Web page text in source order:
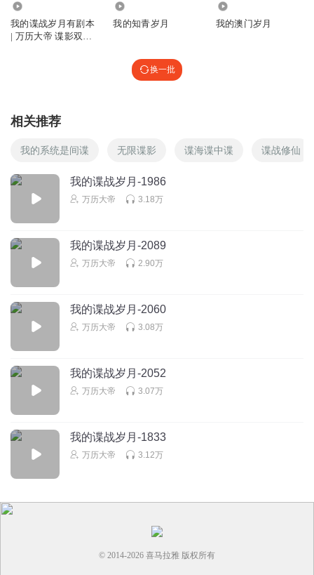
我的谍战岁月有剧本
| 万历大帝 谍影双雄
我的知青岁月 我的澳门岁月
换一批
相关推荐
我的系统是间谍 无限谍影 谍海谍中谍 谍战修仙
我的谍战岁月-1986
万历大帝 3.18万
我的谍战岁月-2089
万历大帝 2.90万
我的谍战岁月-2060
万历大帝 3.08万
我的谍战岁月-2052
万历大帝 3.07万
我的谍战岁月-1833
万历大帝 3.12万
© 2014-2026 喜马拉雅 版权所有